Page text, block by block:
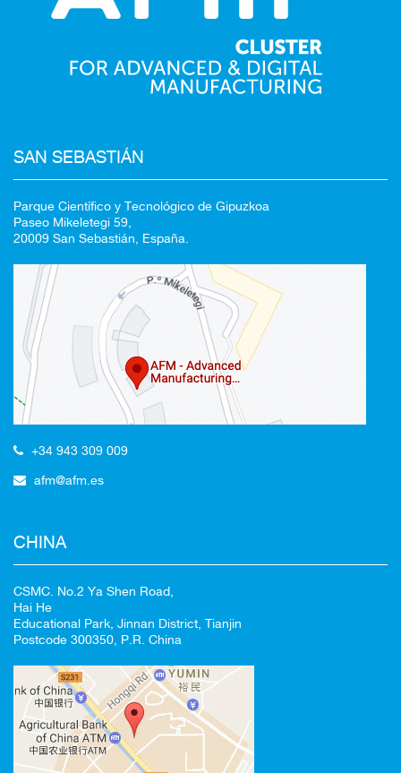
100%
CANCELAR
SAN SEBASTIÁN
Parque Científico y Tecnológico de Gipuzkoa
Paseo Mikeletegi 59,
20009 San Sebastián, España.
+34 943 309 009
afm@afm.es
CHINA
CSMC. No.2 Ya Shen Road,
Hai He
Educational Park, Jinnan District, Tianjin
Postcode 300350, P.R. China